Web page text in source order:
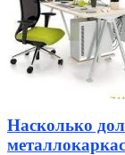
Насколько